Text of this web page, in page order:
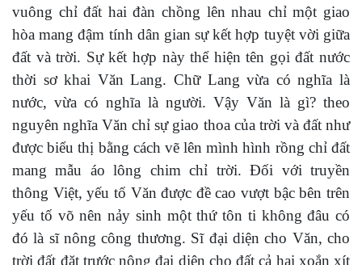
vuông chỉ đất hai đàn chồng lên nhau chỉ một giao
hòa mang đậm tính dân gian sự kết hợp tuyệt vời giữa
đất và trời. Sự kết hợp này thể hiện tên gọi đất nước
thời sơ khai Văn Lang. Chữ Lang vừa có nghĩa là
nước, vừa có nghĩa là người. Vậy Văn là gì? theo
nguyên nghĩa Văn chỉ sự giao thoa của trời và đất như
được biểu thị bằng cách vẽ lên mình hình rồng chỉ đất
mang mẫu áo lông chim chỉ trời. Đối với truyền
thông Việt, yếu tố Văn được đề cao vượt bậc bên trên
yếu tố võ nên nảy sinh một thứ tôn ti không đâu có
đó là sĩ nông công thương. Sĩ đại diện cho Văn, cho
trời đất đặt trước nông đại diện cho đất cả hai xoắn xít